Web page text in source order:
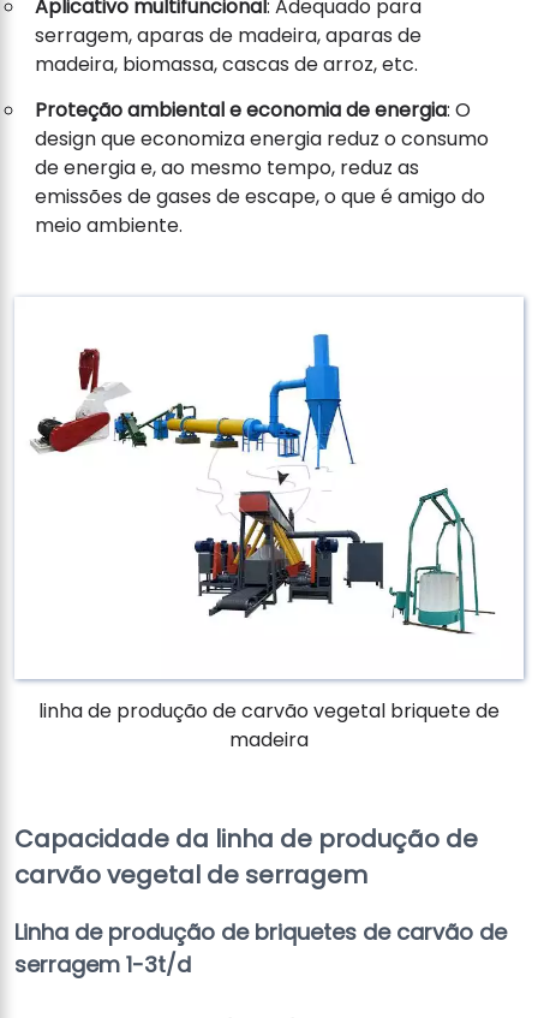
Aplicativo multifuncional: Adequado para
serragem, aparas de madeira, aparas de
madeira, biomassa, cascas de arroz, etc.
Proteção ambiental e economia de energia: O
design que economiza energia reduz o consumo
de energia e, ao mesmo tempo, reduz as
emissões de gases de escape, o que é amigo do
meio ambiente.
linha de produção de carvão vegetal briquete de
madeira
Capacidade da linha de produção de
carvão vegetal de serragem
Linha de produção de briquetes de carvão de
serragem 1-3t/d